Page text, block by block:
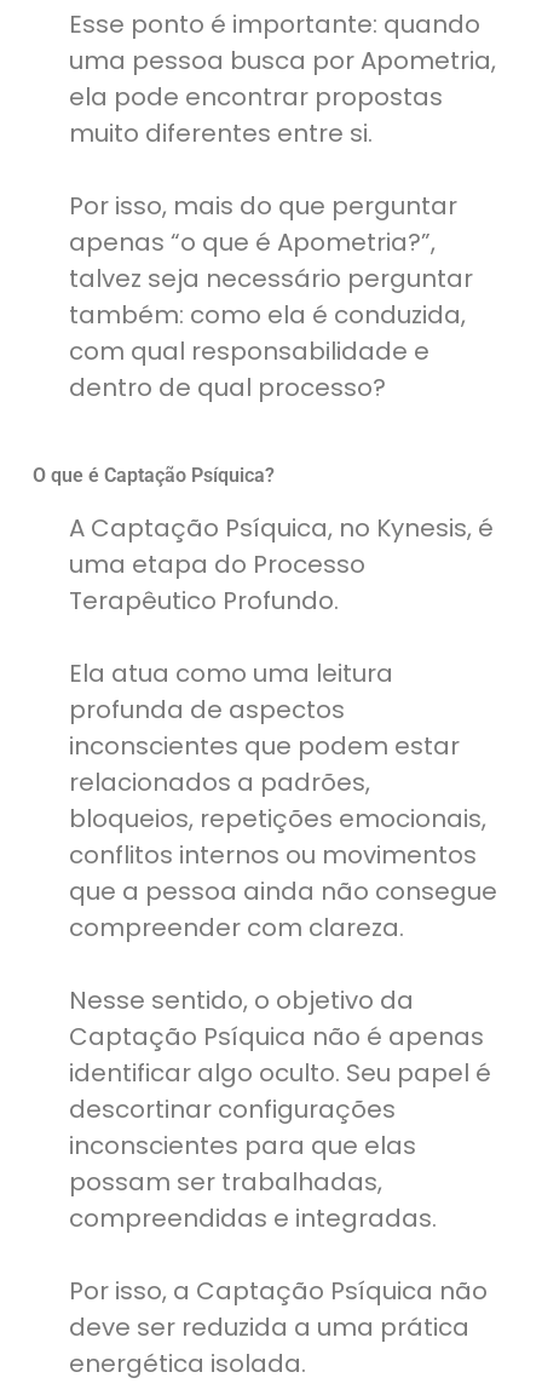
Esse ponto é importante: quando
uma pessoa busca por Apometria,
ela pode encontrar propostas
muito diferentes entre si.
Por isso, mais do que perguntar
apenas “o que é Apometria?”,
talvez seja necessário perguntar
também: como ela é conduzida,
com qual responsabilidade e
dentro de qual processo?
O que é Captação Psíquica?
A Captação Psíquica, no Kynesis, é
uma etapa do Processo
Terapêutico Profundo.
Ela atua como uma leitura
profunda de aspectos
inconscientes que podem estar
relacionados a padrões,
bloqueios, repetições emocionais,
conflitos internos ou movimentos
que a pessoa ainda não consegue
compreender com clareza.
Nesse sentido, o objetivo da
Captação Psíquica não é apenas
identificar algo oculto. Seu papel é
descortinar configurações
inconscientes para que elas
possam ser trabalhadas,
compreendidas e integradas.
Por isso, a Captação Psíquica não
deve ser reduzida a uma prática
energética isolada.